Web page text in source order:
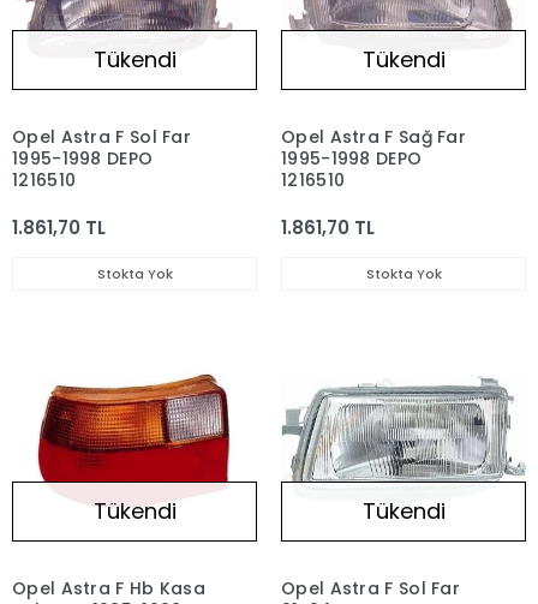
Tükendi
Opel Astra F Sol Far
1995-1998 DEPO
1216510
1.861,70 TL
Stokta Yok
Tükendi
Opel Astra F Sağ Far
1995-1998 DEPO
1216510
1.861,70 TL
Stokta Yok
Tükendi
Opel Astra F Hb Kasa
Tükendi
Opel Astra F Sol Far